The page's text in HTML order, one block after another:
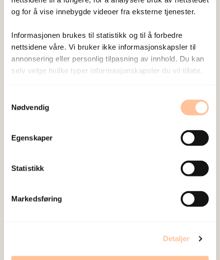
og for å vise innebygde videoer fra eksterne tjenester.
Informasjonen brukes til statistikk og til å forbedre
nettsidene våre. Vi bruker ikke informasjonskapsler til
annonsering eller personlig tilpasning av innhold. Du kan
selv velge hvilke typer informasjonskapsler du vil tillate.
Nødvendig
Egenskaper
Statistikk
Markedsføring
Detaljer
studiens forskningsspørsmål, og var pilottestet og
modifisert underveis for å tilpasse temaer som
dukket opp i løpet av dybdeintervjuene.
Intervjuene varte mellom 40-120 minutter. Alle
intervjuer ble transkribert og kodet. Imidlertid er
foreløpige indikasjoner som vil utforskes videre i
en oppfølgende doktorgradsstudie som er
NSD.
Tilleggsinformasjon